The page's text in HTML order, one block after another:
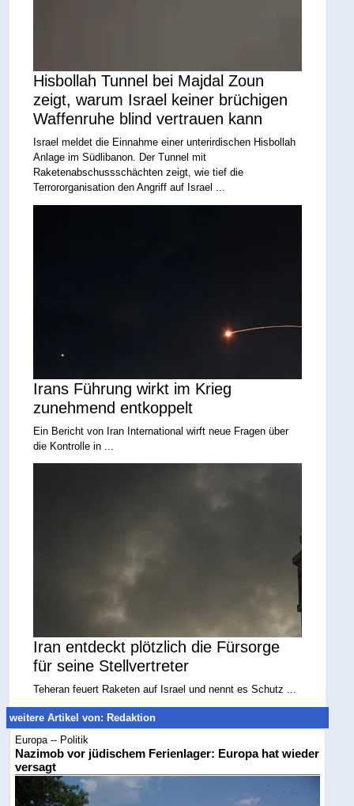
Hisbollah Tunnel bei Majdal Zoun
zeigt, warum Israel keiner brüchigen
Waffenruhe blind vertrauen kann
Israel meldet die Einnahme einer unterirdischen Hisbollah
Anlage im Südlibanon. Der Tunnel mit
Raketenabschussschächten zeigt, wie tief die
Terrororganisation den Angriff auf Israel ...
Irans Führung wirkt im Krieg
zunehmend entkoppelt
Ein Bericht von Iran International wirft neue Fragen über
die Kontrolle in ...
Iran entdeckt plötzlich die Fürsorge
für seine Stellvertreter
Teheran feuert Raketen auf Israel und nennt es Schutz ...
weitere Artikel von: Redaktion
Europa -- Politik
Nazimob vor jüdischem Ferienlager: Europa hat wieder
versagt